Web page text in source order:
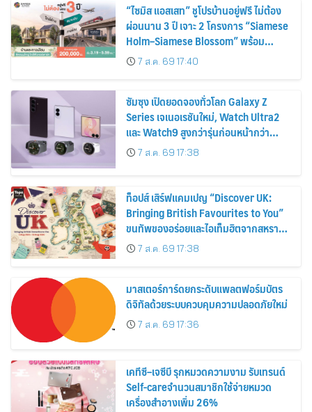
“ไซมิส แอสเสท” ชูโปรบ้านอยู่ฟรี ไม่ต้อง
ผ่อนนาน 3 ปี เจาะ 2 โครงการ “Siamese
Holm–Siamese Blossom” พร้อม
ส่วนลดและสิทธิพิเศษถึง 31 สิงหาคม
2569
7 ส.ค. 69 17:40
ซัมซุง เปิดยอดจองทั่วโลก Galaxy Z
Series เจเนอเรชันใหม่, Watch Ultra2
และ Watch9 สูงกว่ารุ่นก่อนหน้ากว่า
30%7 ส.ค. 69 17:38
ท็อปส์ เสิร์ฟแคมเปญ “Discover UK:
Bringing British Favourites to You”
ขนทัพของอร่อยและไอเท็มฮิตจากสหราช
อาณาจักร ส่งตรงถึงมือตั้งแต่วันนี้ – 18
สิงหาคมนี้
7 ส.ค. 69 17:38
มาสเตอร์การ์ดยกระดับแพลตฟอร์มบัตร
ดิจิทัลด้วยระบบควบคุมความปลอดภัยใหม่
7 ส.ค. 69 17:36
เคทีซี–เจซีบี รุกหมวดความงาม รับเทรนด์
Self-careจำนวนสมาชิกใช้จ่ายหมวด
เครื่องสำอางเพิ่ม 26%